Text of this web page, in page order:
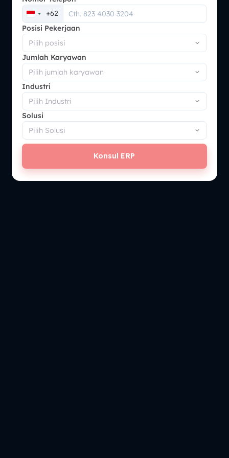
Indonesia
+62
+62
Posisi Pekerjaan
Jumlah Karyawan
Industri
Solusi
Konsul ERP